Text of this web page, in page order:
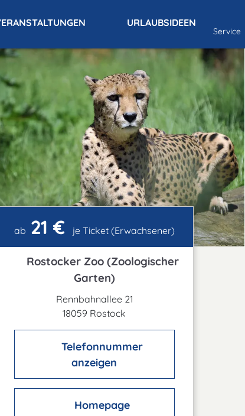
URLAUBSIDEEN
Service
ab 21 € je Ticket (Erwachsener)
Rostocker Zoo (Zoologischer
Garten)
Rennbahnallee 21
18059 Rostock
Telefonnummer
anzeigen
Homepage